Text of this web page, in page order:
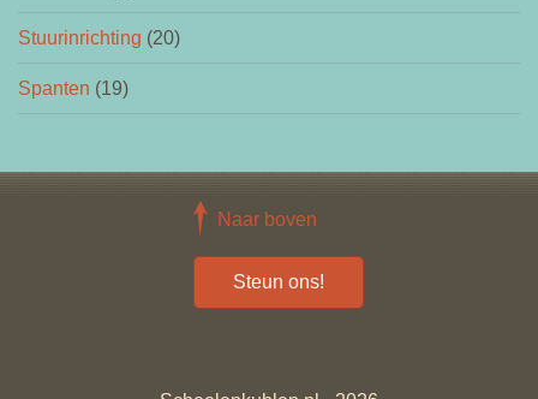
Stuurinrichting (20)
Spanten (19)
Naar boven
Steun ons!